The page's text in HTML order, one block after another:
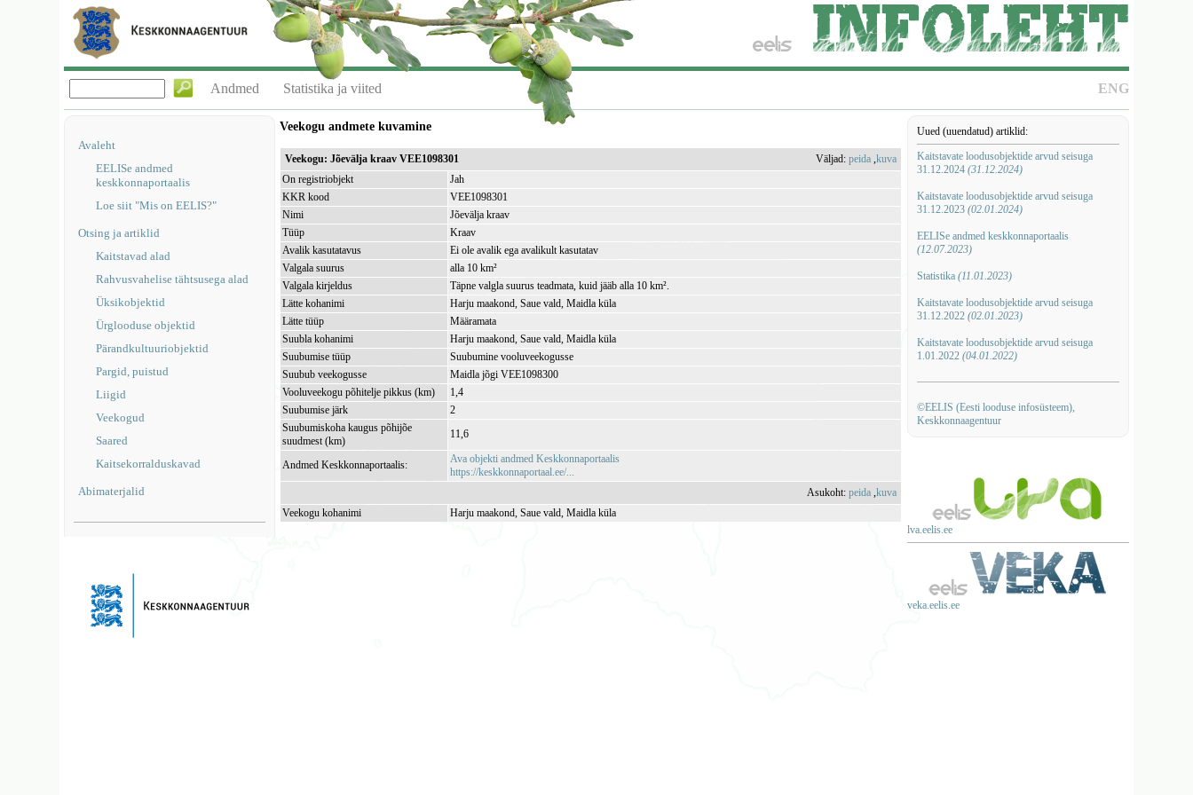
ENG
Andmed Statistika ja viited
Avaleht
EELISe andmed
keskkonnaportaalis
Loe siit "Mis on EELIS?"
Otsing ja artiklid
Kaitstavad alad
Rahvusvahelise tähtsusega alad
Üksikobjektid
Ürglooduse objektid
Pärandkultuuriobjektid
Pargid, puistud
Liigid
Veekogud
Saared
Kaitsekorralduskavad
Abimaterjalid
Uued (uuendatud) artiklid:
Kaitstavate loodusobjektide arvud seisuga
31.12.2024 (31.12.2024)
Kaitstavate loodusobjektide arvud seisuga
31.12.2023 (02.01.2024)
EELISe andmed keskkonnaportaalis
(12.07.2023)
Statistika (11.01.2023)
Kaitstavate loodusobjektide arvud seisuga
31.12.2022 (02.01.2023)
Kaitstavate loodusobjektide arvud seisuga
1.01.2022 (04.01.2022)
©EELIS (Eesti looduse infosüsteem),
Keskkonnaagentuur
lva.eelis.ee
veka.eelis.ee
Veekogu andmete kuvamine
Veekogu: Jõevälja kraav VEE1098301 Väljad:peida ,kuva
On registriobjekt
Jah
KKR kood
VEE1098301
Nimi
Jõevälja kraav
Tüüp
Kraav
Avalik kasutatavus
Ei ole avalik ega avalikult kasutatav
Valgala suurus
alla 10 km²
Valgala kirjeldus
Täpne valgla suurus teadmata, kuid jääb alla 10 km².
Lätte kohanimi
Harju maakond, Saue vald, Maidla küla
Lätte tüüp
Määramata
Suubla kohanimi
Harju maakond, Saue vald, Maidla küla
Suubumise tüüp
Suubumine vooluveekogusse
Suubub veekogusse
Maidla jõgi VEE1098300
Vooluveekogu põhitelje pikkus (km)
1,4
Suubumise järk
2
Suubumiskoha kaugus põhijõe
suudmest (km)
11,6
Andmed Keskkonnaportaalis:
Ava objekti andmed Keskkonnaportaalis
https://keskkonnaportaal.ee/...
Asukoht:peida ,kuva
Veekogu kohanimi
Harju maakond, Saue vald, Maidla küla